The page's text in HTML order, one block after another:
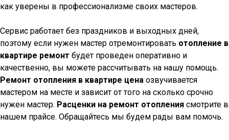
как уверены в профессионализме своих мастеров.
Сервис работает без праздников и выходных дней,
поэтому если нужен мастер отремонтировать отопление в
квартире ремонт будет проведен оперативно и
качественно, вы можете рассчитывать на нашу помощь.
Ремонт отопления в квартире цена озвучивается
мастером на месте и зависит от того на сколько срочно
нужен мастер. Расценки на ремонт отопления смотрите в
нашем прайсе. Обращайтесь мы будем рады вам помочь.